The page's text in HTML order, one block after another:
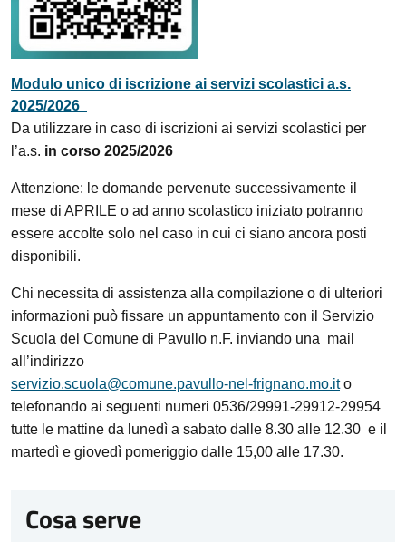
Modulo unico di iscrizione ai servizi scolastici a.s.
2025/2026
Da utilizzare in caso di iscrizioni ai servizi scolastici per
l’a.s. in corso 2025/2026
Attenzione: le domande pervenute successivamente il
mese di APRILE o ad anno scolastico iniziato potranno
essere accolte solo nel caso in cui ci siano ancora posti
disponibili.
Chi necessita di assistenza alla compilazione o di ulteriori
informazioni può fissare un appuntamento con il Servizio
Scuola del Comune di Pavullo n.F. inviando una mail
all’indirizzo
servizio.scuola@comune.pavullo-nel-frignano.mo.ito
telefonando ai seguenti numeri 0536/29991-29912-29954
tutte le mattine da lunedì a sabato dalle 8.30 alle 12.30 e il
martedì e giovedì pomeriggio dalle 15,00 alle 17.30.
Cosa serve